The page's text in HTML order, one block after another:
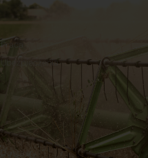
Dostawy
Praca
Ubezpieczenia